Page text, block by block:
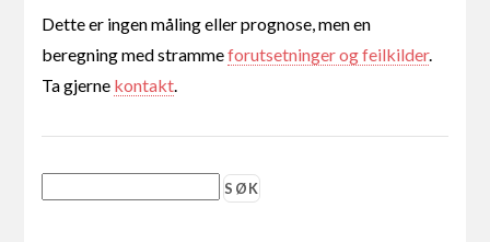
Dette er ingen måling eller prognose, men en
beregning med strammeforutsetninger og feilkilder.
Ta gjerne kontakt.